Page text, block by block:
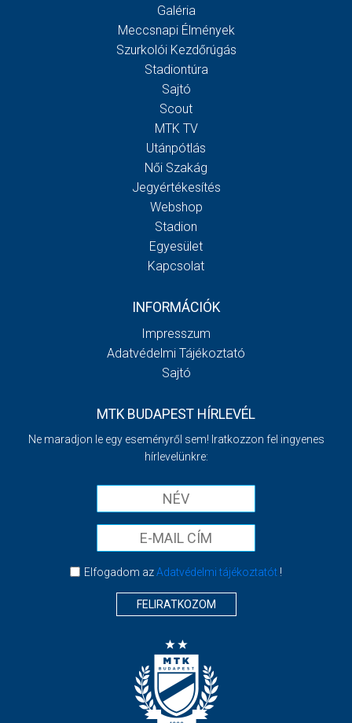
Galéria
Meccsnapi Élmények
Szurkolói Kezdőrúgás
Stadiontúra
Sajtó
Scout
MTK TV
Utánpótlás
Női Szakág
Jegyértékesítés
Webshop
Stadion
Egyesület
Kapcsolat
INFORMÁCIÓK
Impresszum
Adatvédelmi Tájékoztató
Sajtó
MTK BUDAPEST HÍRLEVÉL
Ne maradjon le egy eseményről sem! Iratkozzon fel ingyenes
hírlevelünkre:
Elfogadom azAdatvédelmi tájékoztatót!
FELIRATKOZOM